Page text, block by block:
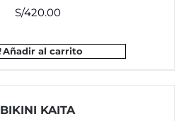
S/420.00
Añadir al carrito
BIKINI KAITA